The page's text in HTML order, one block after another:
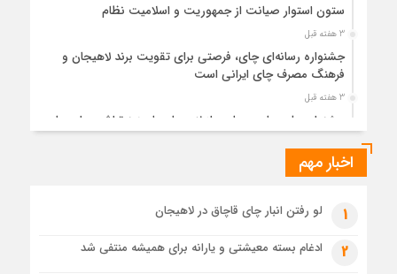
ستون استوار صیانت از جمهوریت و اسلامیت نظام
3 هفته قبل
جشنواره رسانه‌ای چای، فرصتی برای تقویت برند لاهیجان و
فرهنگ مصرف چای ایرانی است
3 هفته قبل
جشنواره ملی چای، حمایت از لاهیجان یا هزینه‌تراشی برای چای
ایرانی!؟
1 ماه قبل
1 ماه قبل
رئوف
اخبار مهم
1 لو رفتن انبار چای قاچاق در لاهیجان
2 ادغام بسته معیشتی و یارانه برای همیشه منتفی شد